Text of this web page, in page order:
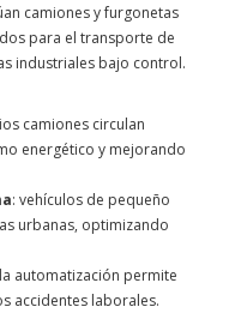
camiones y furgonetas
para el transporte de
industriales bajo control.
camiones circulan
energético y mejorando
: vehículos de pequeño
urbanas, optimizando
automatización permite
accidentes laborales.